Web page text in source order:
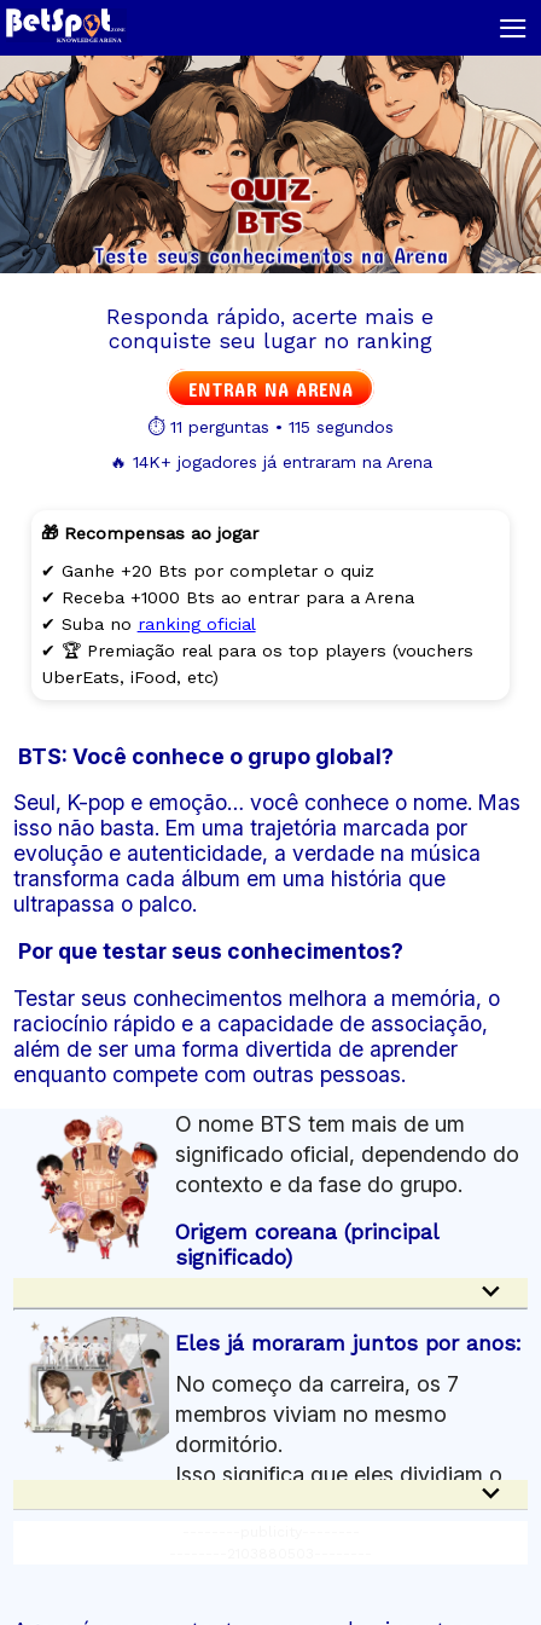
≡
QUIZ
BTS
Teste seus conhecimentos na Arena
Responda rápido, acerte mais e
conquiste seu lugar no ranking
ENTRAR NA ARENA
⏱️ 11 perguntas • 115 segundos
🔥 14K+ jogadores já entraram na Arena
🎁 Recompensas ao jogar
✔ Ganhe +20 Bts por completar o quiz
✔ Receba +1000 Bts ao entrar para a Arena
✔ Suba no ranking oficial
✔ 🏆 Premiação real para os top players (vouchers
UberEats, iFood, etc)
BTS: Você conhece o grupo global?
Seul, K-pop e emoção… você conhece o nome. Mas
isso não basta. Em uma trajetória marcada por
evolução e autenticidade, a verdade na música
transforma cada álbum em uma história que
ultrapassa o palco.
Por que testar seus conhecimentos?
Testar seus conhecimentos melhora a memória, o
raciocínio rápido e a capacidade de associação,
além de ser uma forma divertida de aprender
enquanto compete com outras pessoas.
O nome BTS tem mais de um
significado oficial, dependendo do
contexto e da fase do grupo.
Origem coreana (principal
significado)
Tradução literal:
“Bangtan” (방탄) = à prova de balas.
“Sonyeondan” (소년단) = grupo de jovens /
escoteiros.
Significado completo:
“Escoteiros à prova de balas”.
ou
keyboard_arrow_down
Eles já moraram juntos por anos:
No começo da carreira, os 7
membros viviam no mesmo
dormitório.
Isso significa que eles dividiam o
mesmo espaço todos os dias.
keyboard_arrow_down